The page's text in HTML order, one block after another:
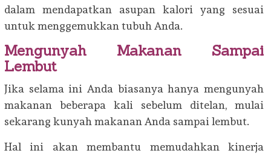
dalam mendapatkan asupan kalori yang sesuai
untuk menggemukkan tubuh Anda.
Mengunyah Makanan Sampai
Lembut
Jika selama ini Anda biasanya hanya mengunyah
makanan beberapa kali sebelum ditelan, mulai
sekarang kunyah makanan Anda sampai lembut.
Hal ini akan membantu memudahkan kinerja